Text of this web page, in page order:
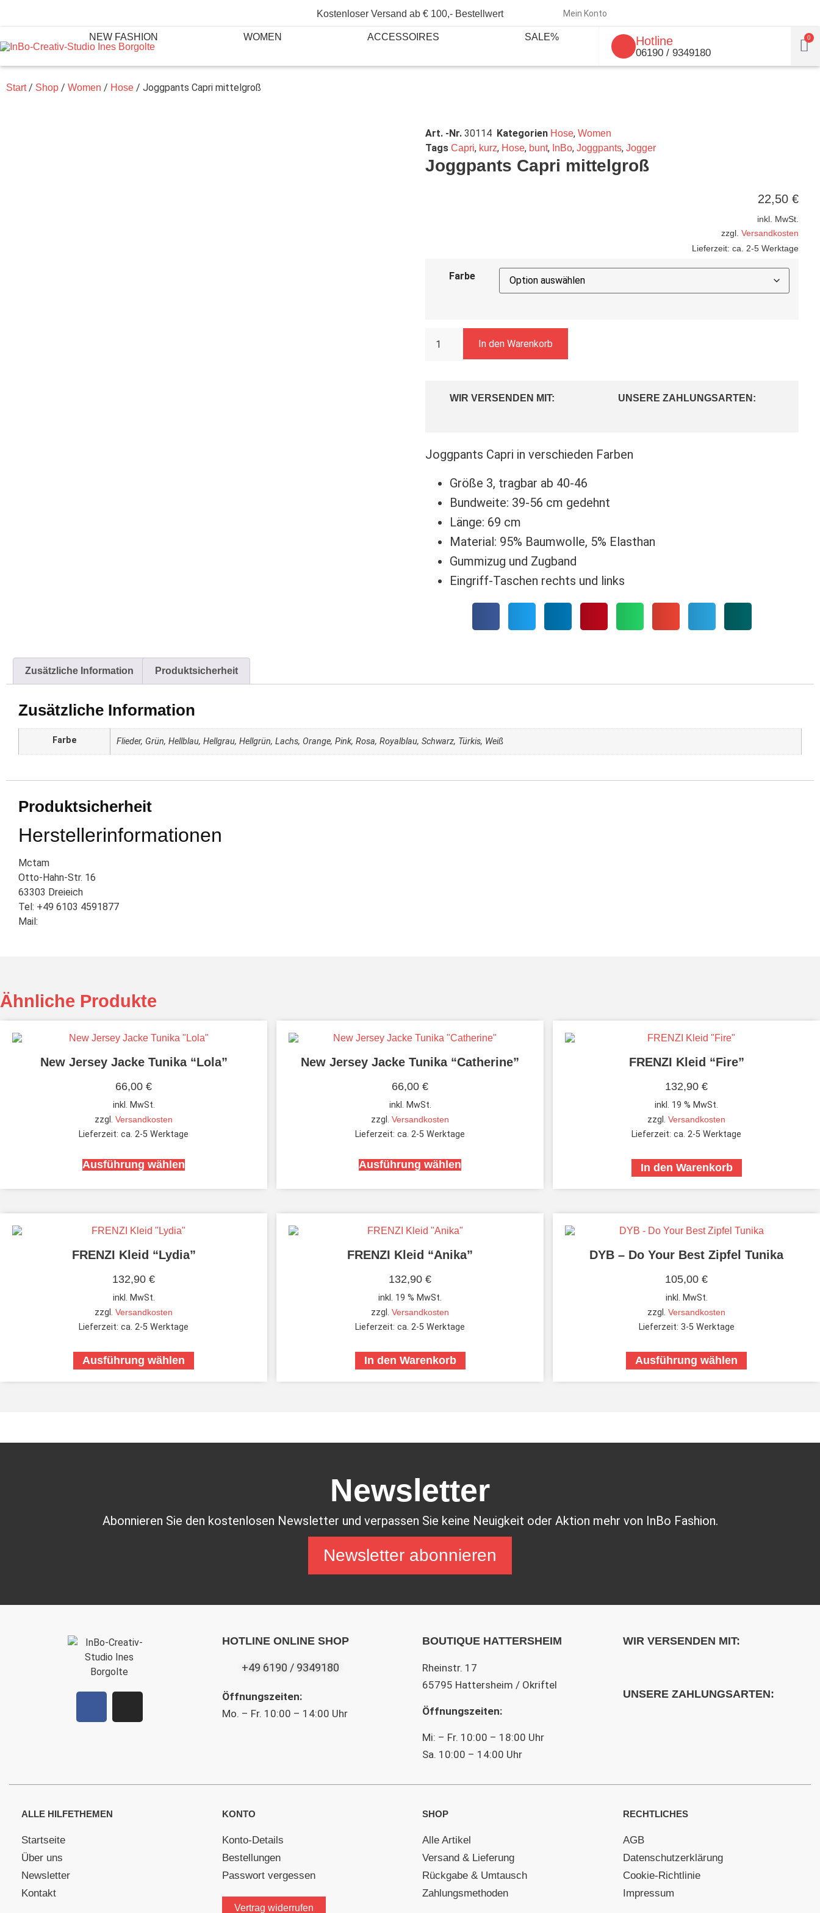
Kostenloser Versand ab € 100,- Bestellwert Mein Konto
NEW FASHION WOMEN ACCESSOIRES SALE% Hotline
06190 / 9349180
0
Start/ Shop / Women / Hose / Joggpants Capri mittelgroß
Art. -Nr. 30114 Kategorien Hose, Women
Tags Capri, kurz, Hose, bunt, InBo, Joggpants, Jogger
Joggpants Capri mittelgroß
22,50 €
inkl. MwSt.
zzgl. Versandkosten
Lieferzeit: ca. 2-5 Werktage
Farbe
In den Warenkorb
WIR VERSENDEN MIT: UNSERE ZAHLUNGSARTEN:
Joggpants Capri in verschieden Farben
Größe 3, tragbar ab 40-46
Bundweite: 39-56 cm gedehnt
Länge: 69 cm
Material: 95% Baumwolle, 5% Elasthan
Gummizug und Zugband
Eingriff-Taschen rechts und links
Zusätzliche Information Produktsicherheit
Zusätzliche Information
Farbe Flieder, Grün, Hellblau, Hellgrau, Hellgrün, Lachs, Orange, Pink, Rosa, Royalblau, Schwarz, Türkis, Weiß
Produktsicherheit
Herstellerinformationen
Mctam
Otto-Hahn-Str. 16
63303 Dreieich
Tel: +49 6103 4591877
Mail:
Ähnliche Produkte
New Jersey Jacke Tunika “Lola”
66,00 €
inkl. MwSt.
zzgl. Versandkosten
Lieferzeit: ca. 2-5 Werktage
Ausführung wählen
New Jersey Jacke Tunika “Catherine”
66,00 €
inkl. MwSt.
zzgl. Versandkosten
Lieferzeit: ca. 2-5 Werktage
Ausführung wählen
FRENZI Kleid “Fire”
132,90 €
inkl. 19 % MwSt.
zzgl. Versandkosten
Lieferzeit: ca. 2-5 Werktage
In den Warenkorb
FRENZI Kleid “Lydia”
132,90 €
inkl. MwSt.
zzgl. Versandkosten
Lieferzeit: ca. 2-5 Werktage
Ausführung wählen
FRENZI Kleid “Anika”
132,90 €
inkl. 19 % MwSt.
zzgl. Versandkosten
Lieferzeit: ca. 2-5 Werktage
In den Warenkorb
DYB – Do Your Best Zipfel Tunika
105,00 €
inkl. MwSt.
zzgl. Versandkosten
Lieferzeit: 3-5 Werktage
Ausführung wählen
Newsletter
Abonnieren Sie den kostenlosen Newsletter und verpassen Sie keine Neuigkeit oder Aktion mehr von InBo Fashion.
Newsletter abonnieren
HOTLINE ONLINE SHOP
+49 6190 / 9349180
Öffnungszeiten:
Mo. – Fr. 10:00 – 14:00 Uhr
BOUTIQUE HATTERSHEIM
Rheinstr. 17
65795 Hattersheim / Okriftel
Öffnungszeiten:
Mi: – Fr. 10:00 – 18:00 Uhr
Sa. 10:00 – 14:00 Uhr
WIR VERSENDEN MIT:
UNSERE ZAHLUNGSARTEN:
ALLE HILFETHEMEN
Startseite
Über uns
Newsletter
Kontakt
KONTO
Konto-Details
Bestellungen
Passwort vergessen
Vertrag widerrufen
SHOP
Alle Artikel
Versand & Lieferung
Rückgabe & Umtausch
Zahlungsmethoden
RECHTLICHES
AGB
Datenschutzerklärung
Cookie-Richtlinie
Impressum